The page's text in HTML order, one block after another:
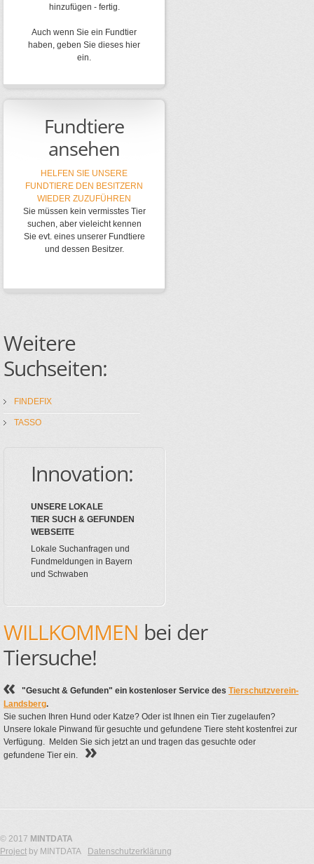
hinzufügen - fertig.
Auch wenn Sie ein Fundtier
haben, geben Sie dieses hier
ein.
Fundtiere
ansehen
HELFEN SIE UNSERE
FUNDTIERE DEN BESITZERN
WIEDER ZUZUFÜHREN
Sie müssen kein vermisstes Tier
suchen, aber vieleicht kennen
Sie evt. eines unserer Fundtiere
und dessen Besitzer.
Weitere
Suchseiten:
FINDEFIX
TASSO
Innovation:
UNSERE LOKALE
TIER SUCH & GEFUNDEN
WEBSEITE
Lokale Suchanfragen und
Fundmeldungen in Bayern
und Schwaben
WILLKOMMEN bei der
Tiersuche!
"Gesucht & Gefunden" ein kostenloser Service des Tierschutzverein-
Landsberg.
Sie suchen Ihren Hund oder Katze? Oder ist Ihnen ein Tier zugelaufen?
Unsere lokale Pinwand für gesuchte und gefundene Tiere steht kostenfrei zur
Verfügung. Melden Sie sich jetzt an und tragen das gesuchte oder
gefundene Tier ein.
© 2017 MINTDATA
Project by MINTDATA Datenschutzerklärung